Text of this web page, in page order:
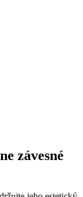
závesné